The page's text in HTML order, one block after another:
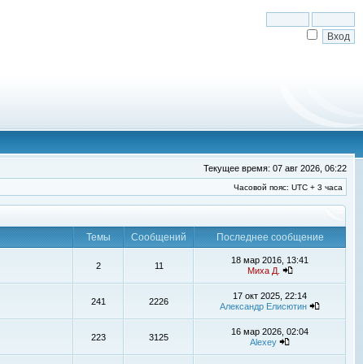
Текущее время: 07 авг 2026, 06:22
Часовой пояс: UTC + 3 часа
Темы Сообщений
Последнее сообщение
2 11
18 мар 2016, 13:41
Миха Д.
241 2226
17 окт 2025, 22:14
Александр Елисютин
223 3125
16 мар 2026, 02:04
Alexey